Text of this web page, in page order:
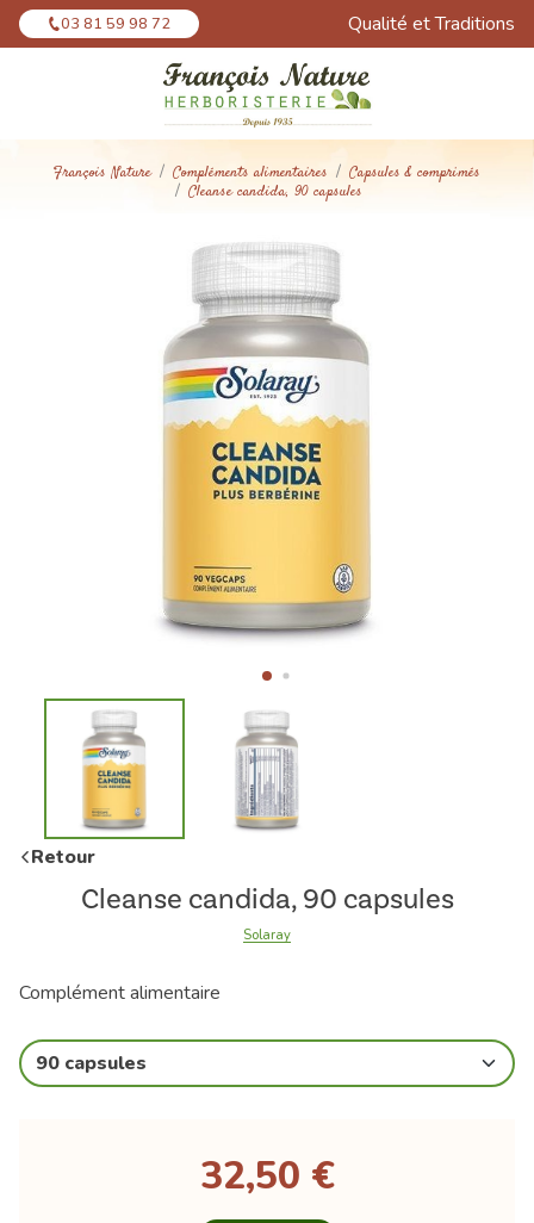
03 81 59 98 72 Qualité et Traditions
François Nature Compléments alimentaires
Capsules & comprimés
Cleanse candida, 90 capsules
Retour
Cleanse candida, 90 capsules
Solaray
Complément alimentaire
90 capsules
32,50 €
Panneau de gestion des cookies